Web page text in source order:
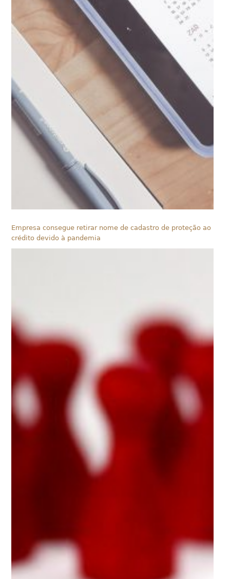
Empresa consegue retirar nome de cadastro de proteção ao
crédito devido à pandemia